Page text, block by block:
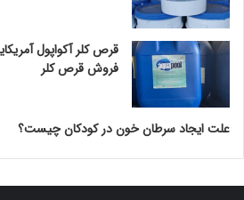
قرص کلر آکواپول
فروش قرص کلر
علت ایجاد سرطان خون در کودکان چیست؟